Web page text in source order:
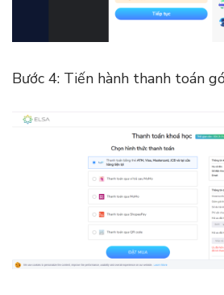
Bước 4: Tiến hành thanh toán